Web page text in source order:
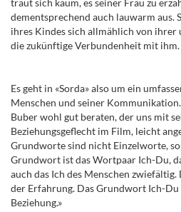
dementsprechend auch lauwarm aus.
ihres Kindes sich allmählich von ihrer
die zukünftige Verbundenheit mit ihm.
Es geht in «Sorda» also um ein
Menschen und seiner
Buber wohl gut beraten, der uns mit
Beziehungsgeflecht im Film, leicht
Grundworte sind nicht Einzelworte,
Grundwort ist das Wortpaar Ich-Du,
auch das Ich des Menschen
der Erfahrung. Das Grundwort Ich-
Beziehung.»